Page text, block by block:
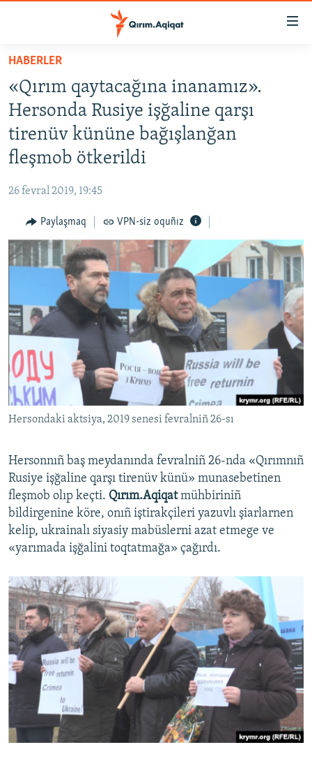
Esas
qaytmaq
Baş
navigatsiyağa
qaytmaq
Qıdıruvğa
SİYASET
İQTİSADİYAT
CEMİYET
İNSAN AQLARI
VİDEO
SÜRET
Русский
Українською
QOŞULIÑIZ!
RFE/RS bütün saytları
HABERLER
«Qırım qaytacağına inanamız».
Hersonda Rusiye işğaline qarşı
tirenüv kününe bağışlanğan
fleşmob ötkerildi
26 fevral 2019, 19:45
Paylaşmaq VPN-siz oquñız
Hersondaki aktsiya, 2019 senesi fevralniñ 26-sı
Hersonnıñ baş meydanında fevralniñ 26-nda «Qırımnıñ
Rusiye işğaline qarşı tirenüv künü» munasebetinen
fleşmob olıp keçti. Qırım.Aqiqatmühbiriniñ
bildirgenine köre, onıñ iştirakçileri yazuvlı şiarlarnen
kelip, ukrainalı siyasiy mabüslerni azat etmege ve
«yarımada işğalini toqtatmağa» çağırdı.